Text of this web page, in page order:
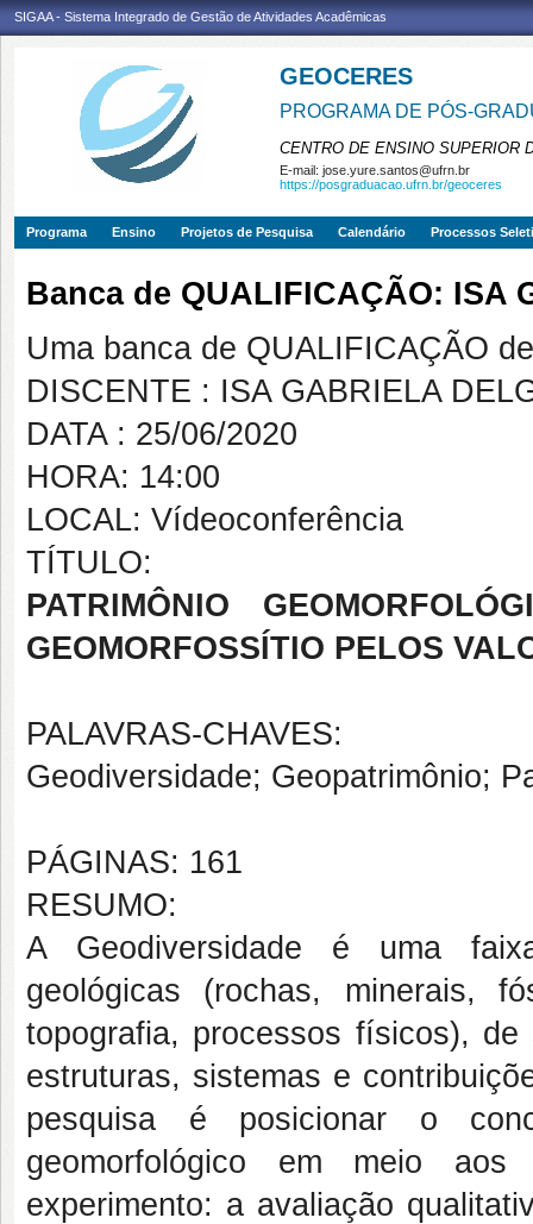
SIGAA - Sistema Integrado de Gestão de Atividades Acadêmicas
GEOCERES
PROGRAMA DE PÓS-
CENTRO DE ENSINO SUPERIOR
E-mail: jose.yure.santos@ufrn.br
https://posgraduacao.ufrn.br/geoceres
Programa Ensino Projetos de Pesquisa Calendário Processos
Banca de QUALIFICAÇÃO: ISA
Uma banca de QUALIFICAÇÃO
DISCENTE : ISA GABRIELA
DATA : 25/06/2020
HORA: 14:00
LOCAL: Vídeoconferência
TÍTULO:
PATRIMÔNIO
GEOMORFOSSÍTIO PELOS
PALAVRAS-CHAVES:
Geodiversidade; Geopatrimônio;
PÁGINAS: 161
RESUMO:
A Geodiversidade é uma
geológicas (rochas, minerais,
topografia, processos físicos),
estruturas, sistemas e
pesquisa é posicionar o
geomorfológico em meio
experimento: a avaliação